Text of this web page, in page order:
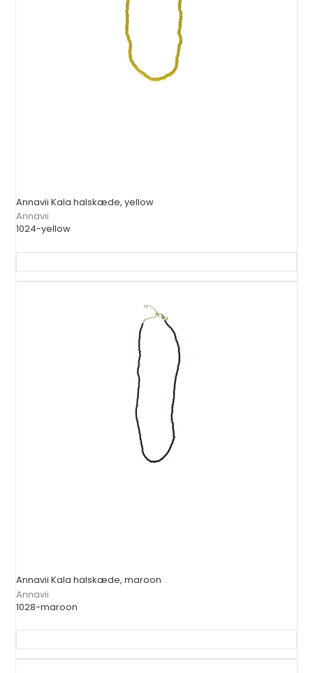
Annavii Kala halskæde, yellow
Annavii
1024-yellow
Annavii Kala halskæde, maroon
Annavii
1028-maroon